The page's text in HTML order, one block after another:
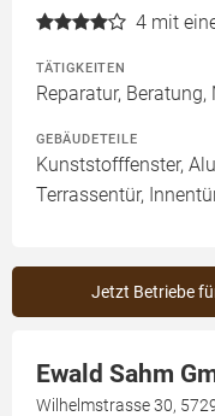
4 mit
TÄTIGKEITEN
Reparatur,
GEBÄUDETEILE
Kunststofffenster,
Terrassentür,
Jetzt Betriebe
Ewald Sahm
Wilhelmstrasse 30,